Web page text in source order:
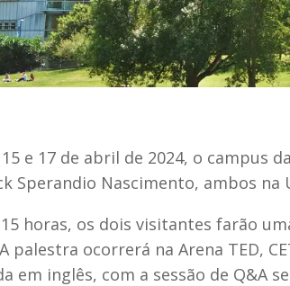
e 17 de abril de 2024, o campus
Sperandio Nascimento, ambos na
horas, os dois visitantes farão
palestra ocorrerá na Arena TED,
em inglês, com a sessão de Q&A